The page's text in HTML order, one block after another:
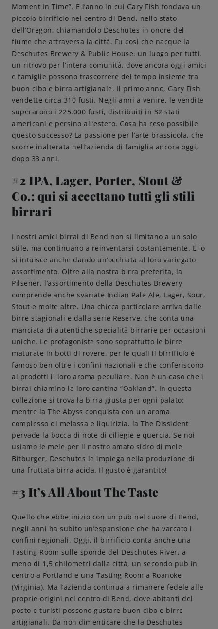
Impegni
Moment In Time”. E l’anno in cui Gary Fish fondava un
piccolo birrificio nel centro di Bend, nello stato
dell’Oregon, chiamandolo Deschutes in onore del
fiume che attraversa la città. Fu così che nacque la
Deschutes Brewery & Public House, un luogo per tutti,
un ritrovo per l’intera comunità, dove ancora oggi amici
e famiglie possono trascorrere del tempo insieme tra
buon cibo e birra artigianale. Il primo anno, Gary Fish
vendette circa 310 fusti. Negli anni a venire, le vendite
superarono i 225.000 fusti, distribuiti in 32 stati
americani e persino all’estero. Cosa ha reso possibile
questo successo? La passione per l’arte brassicola, che
scorre inalterata nell’azienda di famiglia ancora oggi,
dopo 33 anni.
#2 IPA, Lager, Porter, Stout &
Co.: qui si accettano tutti gli stili
birrari
I nostri amici birrai di Bend non si limitano a un solo
stile, ma continuano a reinventarsi costantemente. E lo
si intuisce anche dando un’occhiata al loro variegato
assortimento. Oltre alla nostra birra preferita, la
Pilsener, l’assortimento della Deschutes Brewery
comprende anche svariate Indian Pale Ale, Lager, Sour,
Stout e molte altre. Una chicca particolare arriva dalle
birre stagionali e dalla serie Reserve, che conta una
manciata di autentiche specialità birrarie per occasioni
uniche. Le protagoniste sono soprattutto le birre
maturate in botti di rovere, per le quali il birrificio è
famoso ben oltre i confini nazionali e che conferiscono
ai prodotti il loro aroma peculiare. Non è un caso che i
birrai chiamino la loro cantina “Oakland”. In questa
collezione si trova la birra giusta per ogni palato:
mentre la The Abyss conquista con un aroma
complesso di melassa e liquirizia, la The Dissident
pervade la bocca di note di ciliegie e quercia. Se noi
usiamo le mele per il nostro amato sidro di mele
Bitburger, Deschutes le impiega nella produzione di
una fruttata birra acida. Il gusto è garantito!
#3 It’s All About The Taste
Quello che ebbe inizio con un pub nel cuore di Bend,
negli anni ha subito un’espansione che ha varcato i
confini regionali. Oggi, il birrificio conta anche una
Tasting Room sulle sponde del Deschutes River, a
meno di 1,5 chilometri dalla città, un secondo pub in
centro a Portland e una Tasting Room a Roanoke
(Virginia). Ma l’azienda continua a rimanere fedele alle
proprie origini nel centro di Bend, dove abitanti del
posto e turisti possono gustare buon cibo e birre
artigianali. Da non dimenticare che la Deschutes